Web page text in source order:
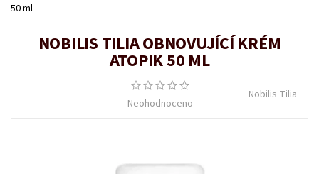
50 ml
NOBILIS TILIA OBNOVUJÍCÍ KRÉM
ATOPIK 50 ML
Neohodnoceno
Nobilis Tilia